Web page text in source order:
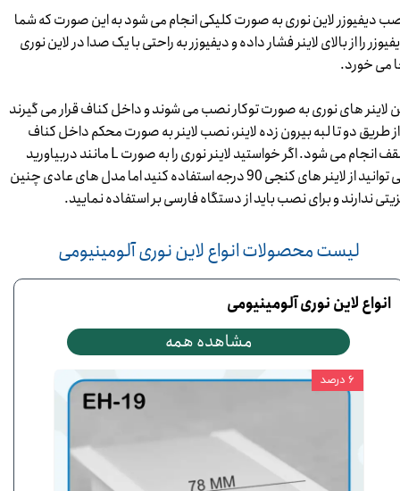
دیفیوزر لاین نوری به صورت کلیکی انجام می شود به این صورت که شما
را از بالای لاینر فشار داده و دیفیوزر به راحتی با یک صدا در لاین نوری
می خورد.
لاینر های نوری به صورت توکار نصب می شوند و داخل کناف قرار می گیرند
طریق دو تا لبه بیرون زده لاینر، نصب لاینر به صورت محکم داخل کناف
سقف انجام می شود. اگر خواستید لاینر نوری را به صورت L مانند دربیاورید
می توانید از لاینر های کنجی 90 درجه استفاده کنید اما مدل های عادی چنین
ندارند و برای نصب باید از دستگاه فارسی بر استفاده نمایید.
​​​​​​​ لیست محصولات انواع لاین نوری آلومینیومی
۶ درصد
مشاهده همه
انواع لاین نوری آلومینیومی